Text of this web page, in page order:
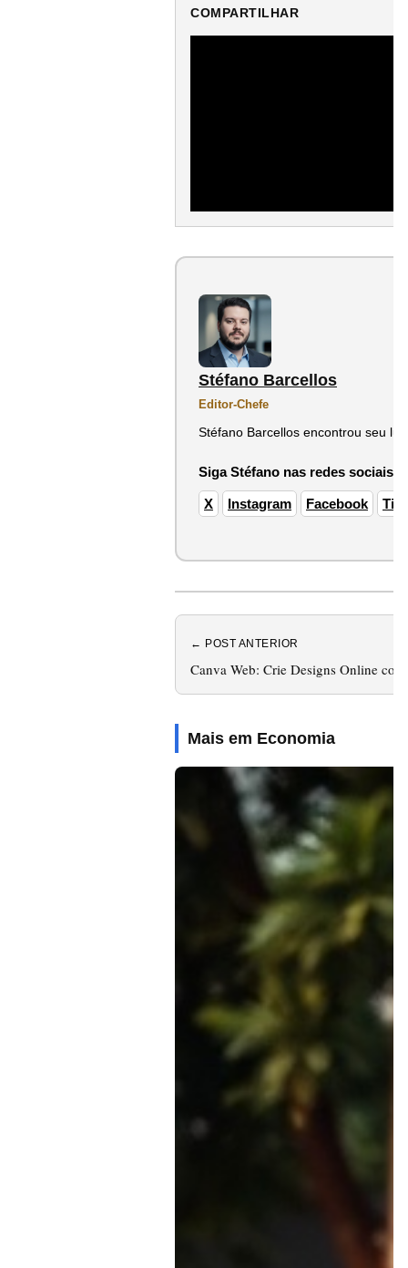
COMPARTILHAR
Stéfano Barcellos
Editor-Chefe
Stéfano Barcellos encontrou seu
Siga Stéfano nas redes sociais:
X Instagram Facebook
← POST ANTERIOR
Canva Web: Crie Designs Online
Mais em Economia